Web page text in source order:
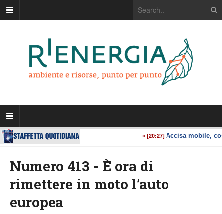
Numero 413 - È ora di
rimettere in moto l’auto
europea